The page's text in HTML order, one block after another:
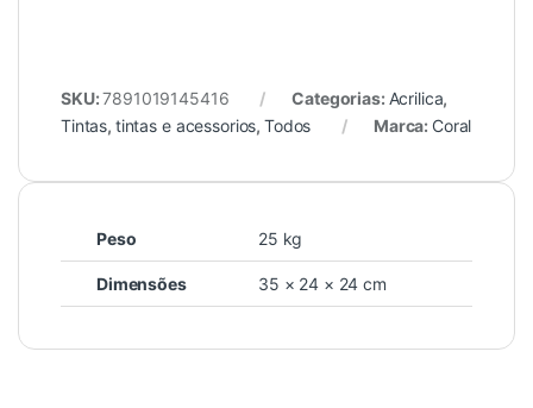
SKU:7891019145416 Categorias: Acrilica,
Tintas, tintas e acessorios, Todos Marca: Coral
Peso 25 kg
Dimensões 35 × 24 × 24 cm